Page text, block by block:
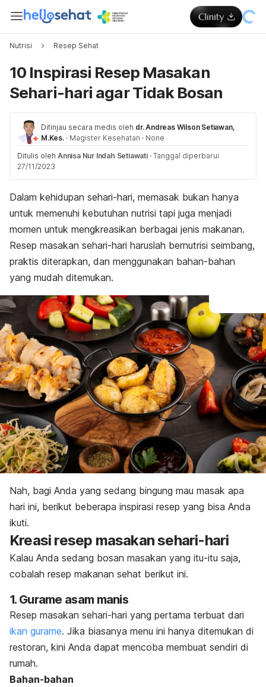
Nutrisi Resep Sehat
10 Inspirasi Resep Masakan
Sehari-hari agar Tidak Bosan
Ditinjau secara medis oleh dr. Andreas Wilson Setiawan,
M.Kes. · Magister Kesehatan · None
Ditulis oleh Annisa Nur Indah Setiawati · Tanggal diperbarui
27/11/2023
Dalam kehidupan sehari-hari, memasak bukan hanya
untuk memenuhi kebutuhan nutrisi tapi juga menjadi
momen untuk mengkreasikan berbagai jenis makanan.
Resep masakan sehari-hari haruslah bernutrisi seimbang,
praktis diterapkan, dan menggunakan bahan-bahan
yang mudah ditemukan.
Nah, bagi Anda yang sedang bingung mau masak apa
hari ini, berikut beberapa inspirasi resep yang bisa Anda
ikuti.
Kreasi resep masakan sehari-hari
Kalau Anda sedang bosan masakan yang itu-itu saja,
cobalah resep makanan sehat berikut ini.
1. Gurame asam manis
Resep masakan sehari-hari yang pertama terbuat dari
ikan gurame. Jika biasanya menu ini hanya ditemukan di
restoran, kini Anda dapat mencoba membuat sendiri di
rumah.
Bahan-bahan